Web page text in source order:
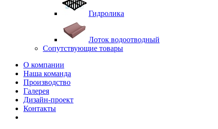
Гидролика
Лоток водоотводный
Сопутствующие товары
О компании
Наша команда
Производство
Галерея
Дизайн-проект
Контакты